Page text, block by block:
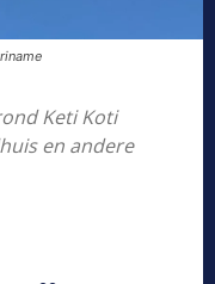
Keti Koti
en andere